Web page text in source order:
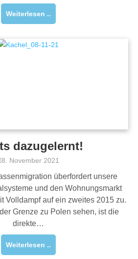
Weiterlesen ..
dazugelernt!
8. November 2021
überfordert unsere
und den Wohnungsmarkt
Volldampf auf ein zweites 2015 zu.
Grenze zu Polen sehen, ist die
direkte…
Weiterlesen ..